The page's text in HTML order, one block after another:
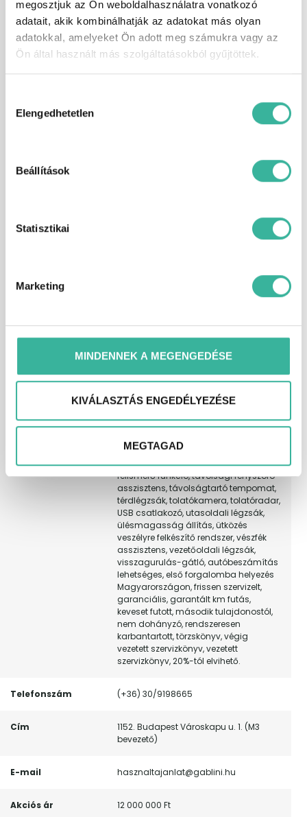
megosztjuk az Ön weboldalhasználatra vonatkozó
adatait, akik kombinálhatják az adatokat más olyan
adatokkal, amelyeket Ön adott meg számukra vagy az
Ön által használt más szolgáltatásokból gyűjtöttek.
kiválasztása
Elengedhetetlen
Beállítások
Statisztikai
Marketing
MINDENNEK A MEGENGEDÉSE
KIVÁLASZTÁS ENGEDÉLYEZÉSE
MEGTAGAD
kihangosító, bőr-szövet huzat,
bőrkormány, centrálzár, csomag
rögzítő, deréktámasz, digitális
kétzónás klíma, digitális
műszeregység, dönthető utasülések,
elektromos ülésállítás utasoldal,
(menetstabilizátor), fáradtságérzékelő,
fűthető kormány, fűthető tükör, GPS
(navigáció), guminyomás-ellenőrző
rendszer, indításgátló (immobiliser),
kormányváltó, ködlámpa, könnyűfém
felni, középső kartámasz, kulcs nélküli
indítás, kulcsnélküli nyitórendszer, LED
masszírozós ülés, memóriás utasülés,
multifunkciós kormánykerék, műbőr-
részecskeszűrő, riasztó, sávtartó
stop/motormegállító rendszer,
szervokormány, színezett üveg, tábla-
felismerő funkció, távolsági fényszóró
asszisztens, távolságtartó tempomat,
térdlégzsák, tolatókamera, tolatóradar,
USB csatlakozó, utasoldali légzsák,
ülésmagasság állítás, ütközés
veszélyre felkészítő rendszer, vészfék
asszisztens, vezetőoldali légzsák,
visszagurulás-gátló, autóbeszámítás
lehetséges, első forgalomba helyezés
Magyarországon, frissen szervizelt,
garanciális, garantált km futás,
keveset futott, második tulajdonostól,
nem dohányzó, rendszeresen
karbantartott, törzskönyv, végig
vezetett szervizkönyv, vezetett
szervizkönyv, 20%-tól elvihető.
Telefonszám (+36) 30/9198665
Cím
1152. Budapest Városkapu u. 1. (M3
bevezető)
E-mail hasznaltajanlat@gablini.hu
Akciós ár 12 000 000 Ft